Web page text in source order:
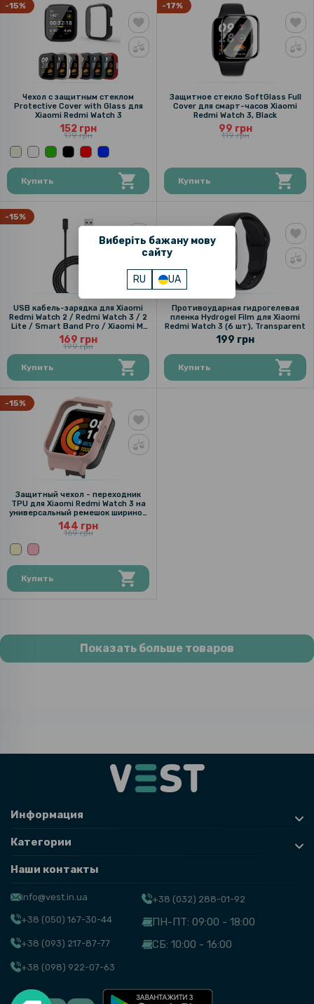
Виберіть бажану мову
сайту
RU UA
-15%
Чехол с защитным стеклом
Protective Cover with Glass для
Xiaomi Redmi Watch 3
152 грн
179 грн
Купить
-17%
Защитное стекло SoftGlass Full
Cover для смарт-часов Xiaomi
Redmi Watch 3, Black
99 грн
119 грн
Купить
-15%
USB кабель-зарядка для Xiaomi
Redmi Watch 2 / Redmi Watch 3 / 2
Lite / Smart Band Pro / Xiaomi Mi
Band 7 Pro, 1м
169 грн
199 грн
Купить
Противоударная гидрогелевая
пленка Hydrogel Film для Xiaomi
Redmi Watch 3 (6 шт), Transparent
199 грн
Купить
-15%
Защитный чехол - переходник
TPU для Xiaomi Redmi Watch 3 на
универсальный ремешок шириной
20мм
144 грн
169 грн
Купить
Показать больше товаров
Информация
Категории
Наши контакты
info@vest.in.ua
+38 (050) 167-30-44
+38 (093) 217-87-77
+38 (098) 922-07-63
+38 (032) 288-01-92
ПН-ПТ: 09:00 - 18:00
СБ: 10:00 - 16:00